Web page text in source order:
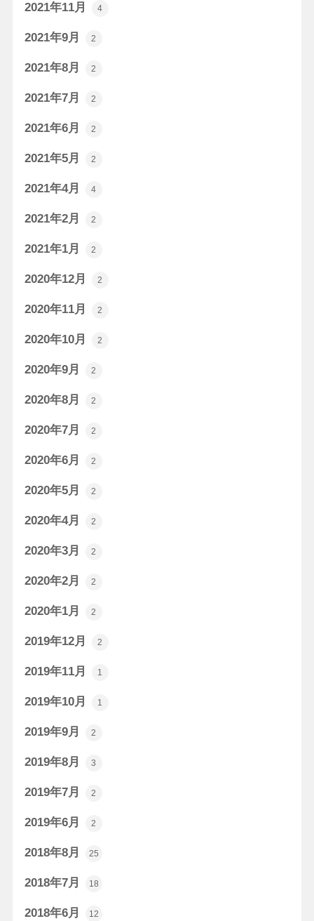
2021年11月 4
2021年9月 2
2021年8月 2
2021年7月 2
2021年6月 2
2021年5月 2
2021年4月 4
2021年2月 2
2021年1月 2
2020年12月 2
2020年11月 2
2020年10月 2
2020年9月 2
2020年8月 2
2020年7月 2
2020年6月 2
2020年5月 2
2020年4月 2
2020年3月 2
2020年2月 2
2020年1月 2
2019年12月 2
2019年11月 1
2019年10月 1
2019年9月 2
2019年8月 3
2019年7月 2
2019年6月 2
2018年8月 25
2018年7月 18
2018年6月 12